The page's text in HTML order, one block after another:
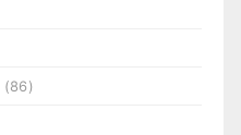
(86)